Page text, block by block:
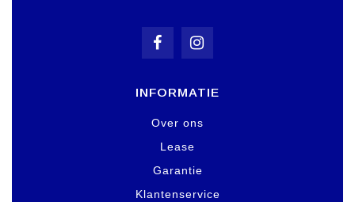
INFORMATIE
Over ons
Lease
Garantie
Klantenservice